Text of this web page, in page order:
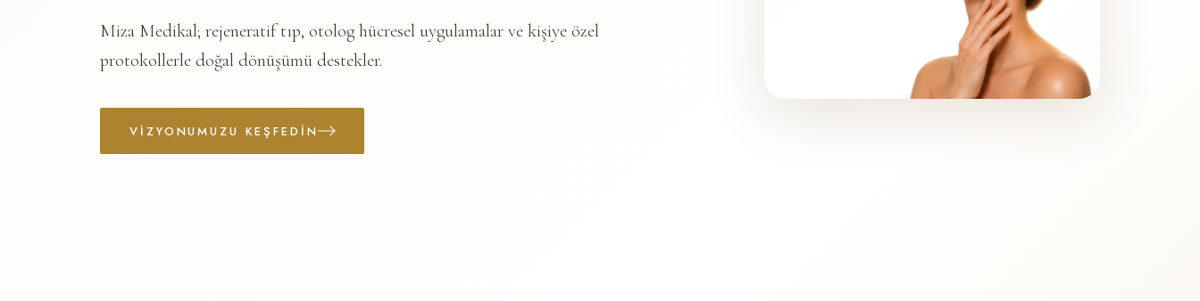
Miza Medikal; rejeneratif tıp, otolog hücresel uygulamalar ve kişiye özel
protokollerle doğal dönüşümü destekler.
VIZYONUMUZU KEŞFEDIN